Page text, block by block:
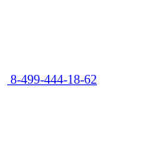
8-499-444-18-62